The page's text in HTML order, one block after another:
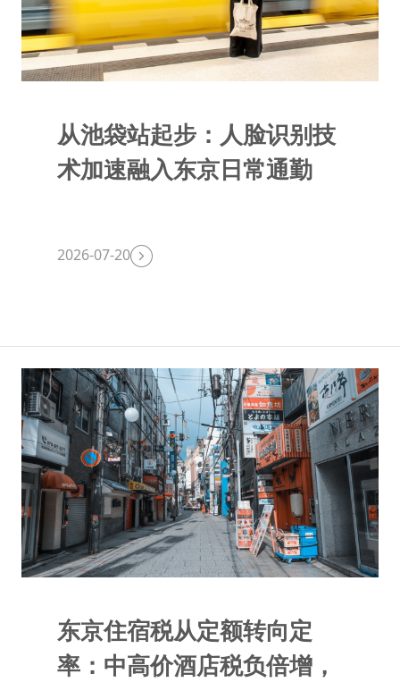
从池袋站起步：人脸识别技
术加速融入东京日常通勤
2026-07-20
东京住宿税从定额转向定
率：中高价酒店税负倍增，